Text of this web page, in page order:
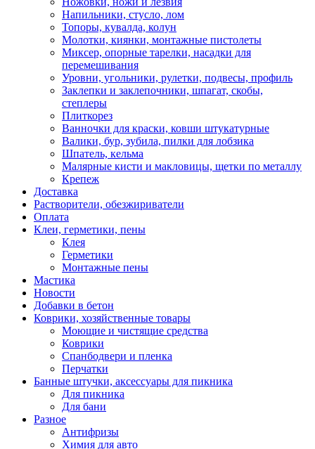
Напильники, стусло, лом
Топоры, кувалда, колун
Молотки, киянки, монтажные пистолеты
Миксер, опорные тарелки, насадки для
перемешивания
Уровни, угольники, рулетки, подвесы, профиль
Заклепки и заклепочники, шпагат, скобы,
степлеры
Плиткорез
Ванночки для краски, ковши штукатурные
Валики, бур, зубила, пилки для лобзика
Шпатель, кельма
Малярные кисти и макловицы, щетки по металлу
Крепеж
Доставка
Растворители, обезжириватели
Оплата
Клеи, герметики, пены
Клея
Герметики
Монтажные пены
Мастика
Новости
Добавки в бетон
Коврики, хозяйственные товары
Моющие и чистящие средства
Коврики
Спанбодвери и пленка
Перчатки
Банные штучки, аксессуары для пикника
Для пикника
Для бани
Разное
Антифризы
Химия для авто